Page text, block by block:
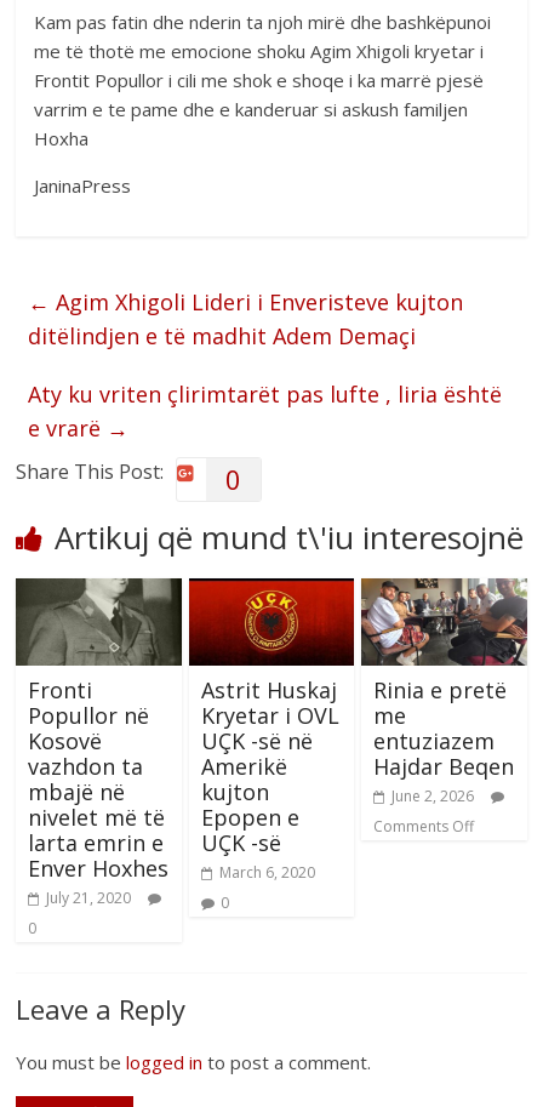
Kam pas fatin dhe nderin ta njoh mirë dhe bashkëpunoi
me të thotë me emocione shoku Agim Xhigoli kryetar i
Frontit Popullor i cili me shok e shoqe i ka marrë pjesë
varrim e te pame dhe e kanderuar si askush familjen
Hoxha
JaninaPress
← Agim Xhigoli Lideri i Enveristeve kujton
ditëlindjen e të madhit Adem Demaçi
Aty ku vriten çlirimtarët pas lufte , liria është
e vrarë →
Share This Post: 0
Artikuj që mund t\'iu interesojnë
Fronti
Popullor në
Kosovë
vazhdon ta
mbajë në
nivelet më të
larta emrin e
Enver Hoxhes
July 21, 2020
0
Astrit Huskaj
Kryetar i OVL
UÇK -së në
Amerikë
kujton
Epopen e
UÇK -së
March 6, 2020
0
Rinia e pretë
me
entuziazem
Hajdar Beqen
June 2, 2026
Comments Off
Leave a Reply
You must belogged in to post a comment.